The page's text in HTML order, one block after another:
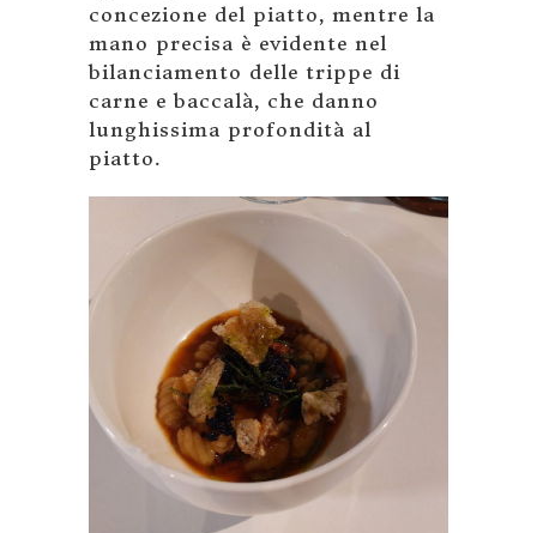
concezione del piatto, mentre la
mano precisa è evidente nel
bilanciamento delle trippe di
carne e baccalà, che danno
lunghissima profondità al
piatto.